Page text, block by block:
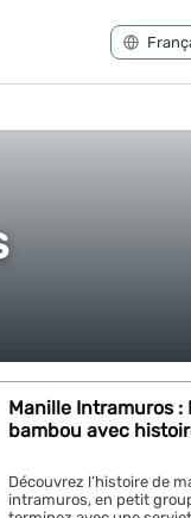
Manille Intramuros :
bambou avec
Découvrez l’histoire de
intramuros, en petit